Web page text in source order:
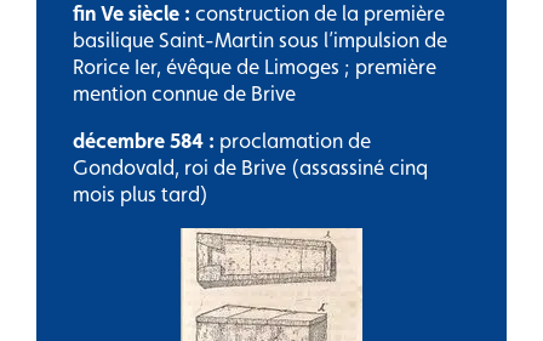
fin Ve siècle : construction de la première
basilique Saint-Martin sous l’impulsion de
Rorice Ier, évêque de Limoges ; première
mention connue de Brive
décembre 584 : proclamation de
Gondovald, roi de Brive (assassiné cinq
mois plus tard)